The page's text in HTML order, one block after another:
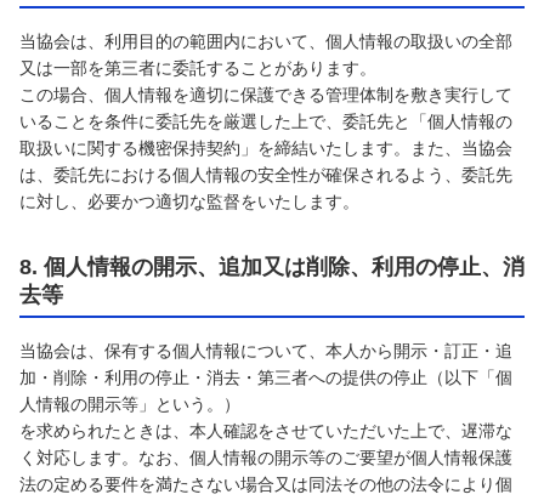
当協会は、利用目的の範囲内において、個人情報の取扱いの全部
又は一部を第三者に委託することがあります。
この場合、個人情報を適切に保護できる管理体制を敷き実行して
いることを条件に委託先を厳選した上で、委託先と「個人情報の
取扱いに関する機密保持契約」を締結いたします。また、当協会
は、委託先における個人情報の安全性が確保されるよう、委託先
に対し、必要かつ適切な監督をいたします。
8. 個人情報の開示、追加又は削除、利用の停止、消
去等
当協会は、保有する個人情報について、本人から開示・訂正・追
加・削除・利用の停止・消去・第三者への提供の停止（以下「個
人情報の開示等」という。）
を求められたときは、本人確認をさせていただいた上で、遅滞な
く対応します。なお、個人情報の開示等のご要望が個人情報保護
法の定める要件を満たさない場合又は同法その他の法令により個